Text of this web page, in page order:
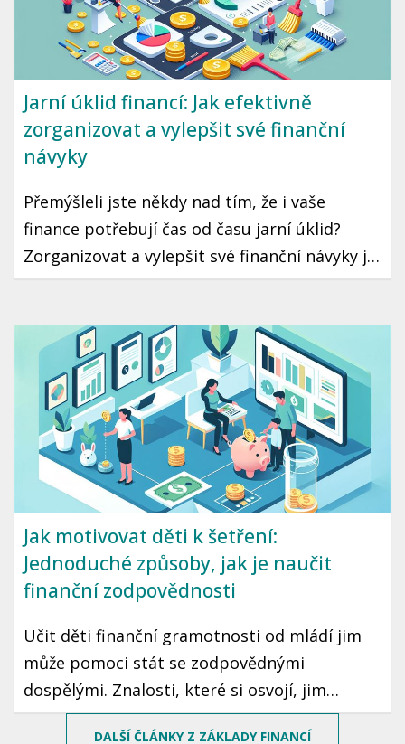
Jarní úklid financí: Jak efektivně
zorganizovat a vylepšit své finanční
návyky
Přemýšleli jste někdy nad tím, že i vaše
finance potřebují čas od času jarní úklid?
Zorganizovat a vylepšit své finanční návyky je
krok, který může vést k lepší finanční
jednoduše a prakticky.
Jak motivovat děti k šetření:
Jednoduché způsoby, jak je naučit
finanční zodpovědnosti
Učit děti finanční gramotnosti od mládí jim
může pomoci stát se zodpovědnými
dospělými. Znalosti, které si osvojí, jim
mohou sloužit po celý život. Prozradíme vám,
DALŠÍ ČLÁNKY Z ZÁKLADY FINANCÍ